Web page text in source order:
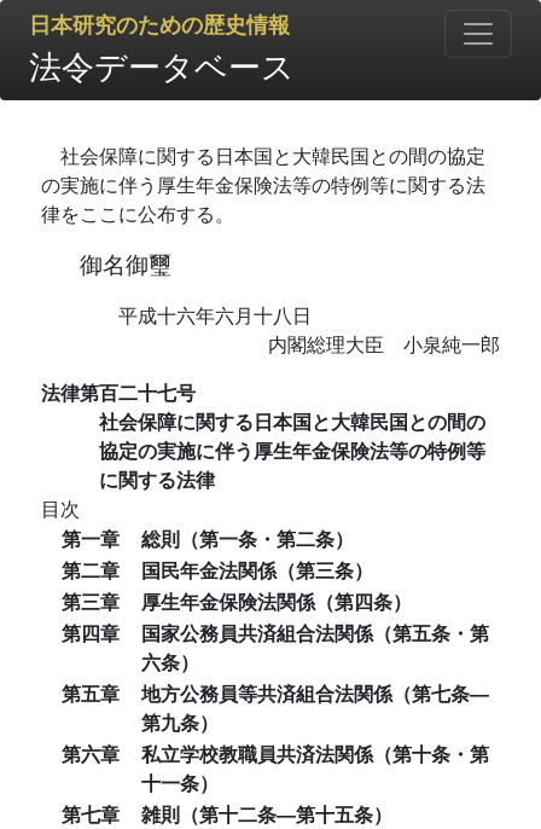
日本研究のための歴史情報
法令データベース
社会保障に関する日本国と大韓民国との間の協定
の実施に伴う厚生年金保険法等の特例等に関する法
律をここに公布する。
御名御璽
平成十六年六月十八日
内閣総理大臣 小泉純一郎
法律第百二十七号
社会保障に関する日本国と大韓民国との間の
協定の実施に伴う厚生年金保険法等の特例等
に関する法律
目次
第一章
総則（第一条・第二条）
第二章
国民年金法関係（第三条）
第三章
厚生年金保険法関係（第四条）
第四章
国家公務員共済組合法関係（第五条・第
六条）
第五章
地方公務員等共済組合法関係（第七条―
第九条）
第六章
私立学校教職員共済法関係（第十条・第
十一条）
第七章
雑則（第十二条―第十五条）